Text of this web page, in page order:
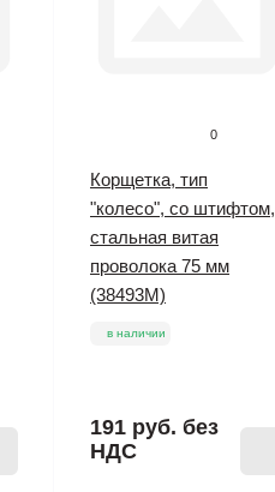
0
Корщетка, тип
"колесо", со штифтом,
стальная витая
проволока 75 мм
(38493М)
в наличии
191 руб. без
НДС